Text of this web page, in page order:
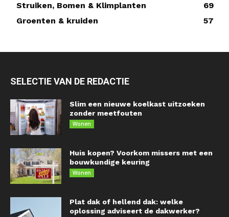
Struiken, Bomen & Klimplanten
69
Groenten & kruiden
57
SELECTIE VAN DE REDACTIE
Slim een nieuwe koelkast uitzoeken
zonder meetfouten
Wonen
Huis kopen? Voorkom missers met een
bouwkundige keuring
Wonen
Plat dak of hellend dak: welke
oplossing adviseert de dakwerker?